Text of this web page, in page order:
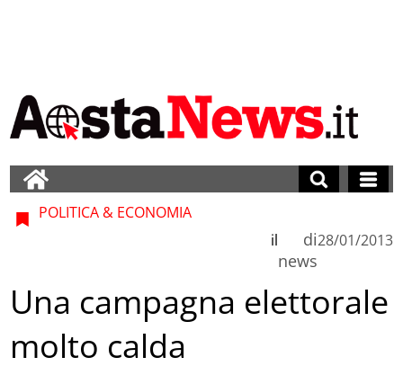
POLITICA & ECONOMIA
di
news
il 28/01/2013
Una campagna elettorale
molto calda